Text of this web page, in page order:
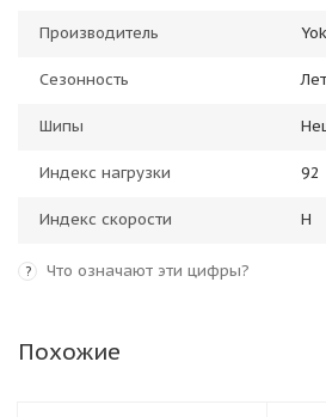
Производитель
Сезонность
Шипы
Индекс нагрузки 92
Индекс скорости H
? Что означают эти цифры?
Похожие